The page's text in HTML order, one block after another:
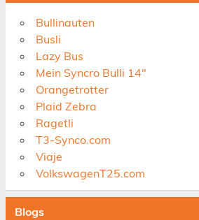
Bullinauten
Busli
Lazy Bus
Mein Syncro Bulli 14"
Orangetrotter
Plaid Zebra
Ragetli
T3-Synco.com
Viaje
VolkswagenT25.com
Blogs